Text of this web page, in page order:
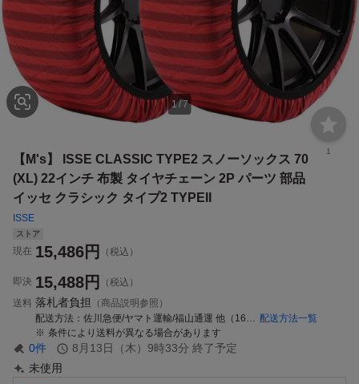
1/7
1
【M's】 ISSE CLASSIC TYPE2 スノーソックス 70
(XL) 22インチ 布製 タイヤチェーン 2P パーツ 部品
イッセ クラシック タイプ2 TYPEII
ISSE
ストア
現在 15,486円 （税込）
即決 15,488円
（税込）
送料 落札者負担
（商品説明参照）
配送方法
佐川急便/ヤマト運輸/福山通運 他（1650） 配送方法一覧
条件により送料が異なる場合があります
0件 8月13日（木）9時33分 終了予定
未使用